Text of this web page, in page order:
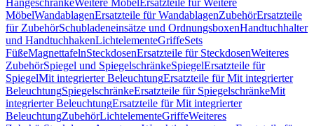
HängeschränkeWeitere MöbelErsatzteile für Weitere
MöbelWandablagenErsatzteile für WandablagenZubehörErsatzteile
für ZubehörSchubladeneinsätze und OrdnungsboxenHandtuchhalter
und HandtuchhakenLichtelementeGriffeSets
FüßeMagnettafelnSteckdosenErsatzteile für SteckdosenWeiteres
ZubehörSpiegel und SpiegelschränkeSpiegelErsatzteile für
SpiegelMit integrierter BeleuchtungErsatzteile für Mit integrierter
BeleuchtungSpiegelschränkeErsatzteile für SpiegelschränkeMit
integrierter BeleuchtungErsatzteile für Mit integrierter
BeleuchtungZubehörLichtelementeGriffeWeiteres